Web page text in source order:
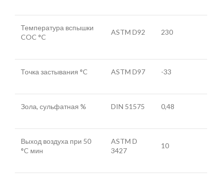
Температура вспышки
COC °C
ASTM D92 230
Точка застывания °C ASTM D97 -33
Зола, сульфатная % DIN 51575 0,48
Выход воздуха при 50
°C мин
ASTM D
3427
10